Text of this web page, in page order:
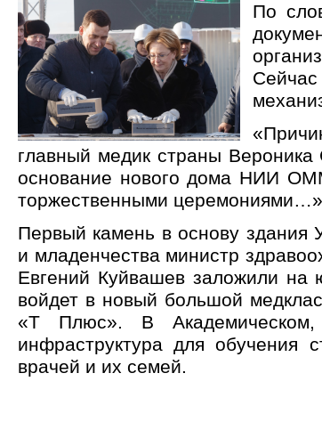
По
главный медик страны
основание нового дома НИИ
торжественными
Первый камень в основу здания
и младенчества министр
Евгений Куйвашев заложили на
войдет в новый большой
«Т Плюс». В
инфраструктура для обучения
врачей и их семей.